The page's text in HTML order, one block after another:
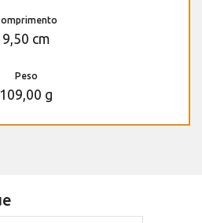
9,50 cm
Peso
109,00 g